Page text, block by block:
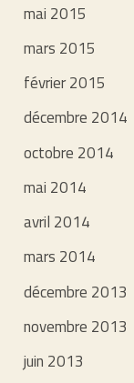
mai 2015
mars 2015
février 2015
décembre 2014
octobre 2014
mai 2014
avril 2014
mars 2014
décembre 2013
novembre 2013
juin 2013